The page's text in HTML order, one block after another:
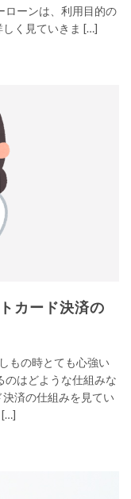
ローンは、利用目的の
く見ていきま […]
カード決済の
もの時とても心強い
のはどような仕組みな
済の仕組みを見てい
[…]